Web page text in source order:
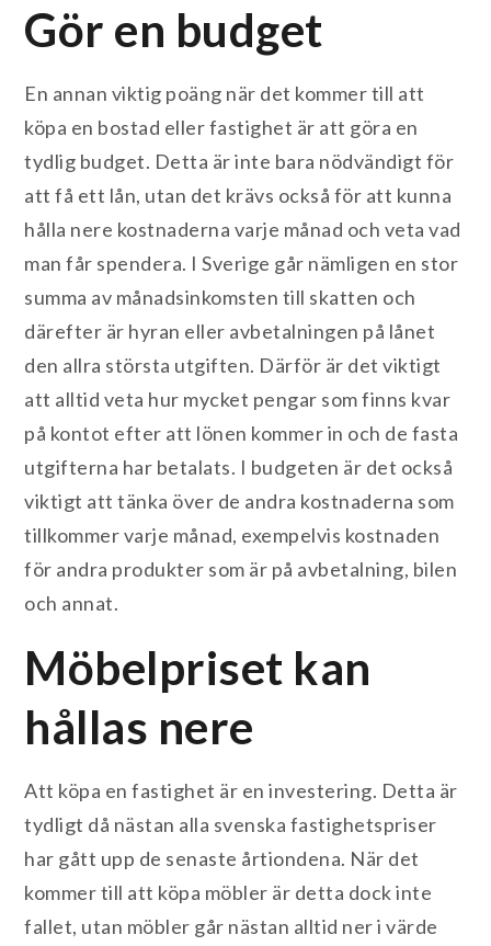
Gör en budget
En annan viktig poäng när det kommer till att
köpa en bostad eller fastighet är att göra en
tydlig budget. Detta är inte bara nödvändigt för
att få ett lån, utan det krävs också för att kunna
hålla nere kostnaderna varje månad och veta vad
man får spendera. I Sverige går nämligen en stor
summa av månadsinkomsten till skatten och
därefter är hyran eller avbetalningen på lånet
den allra största utgiften. Därför är det viktigt
att alltid veta hur mycket pengar som finns kvar
på kontot efter att lönen kommer in och de fasta
utgifterna har betalats. I budgeten är det också
viktigt att tänka över de andra kostnaderna som
tillkommer varje månad, exempelvis kostnaden
för andra produkter som är på avbetalning, bilen
och annat.
Möbelpriset kan
hållas nere
Att köpa en fastighet är en investering. Detta är
tydligt då nästan alla svenska fastighetspriser
har gått upp de senaste årtiondena. När det
kommer till att köpa möbler är detta dock inte
fallet, utan möbler går nästan alltid ner i värde